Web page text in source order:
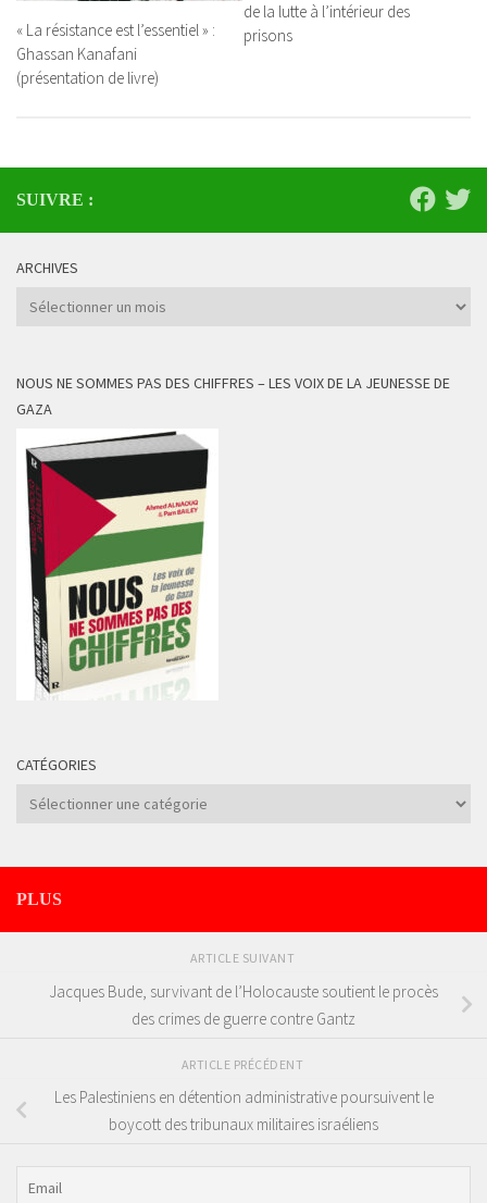
« La résistance est l’essentiel » :
Ghassan Kanafani
(présentation de livre)
de la lutte à l’intérieur des
prisons
SUIVRE :
ARCHIVES
Archives
NOUS NE SOMMES PAS DES CHIFFRES – LES VOIX DE LA JEUNESSE DE
GAZA
CATÉGORIES
Catégories
PLUS
ARTICLE SUIVANT
Jacques Bude, survivant de l’Holocauste soutient le procès
des crimes de guerre contre Gantz
ARTICLE PRÉCÉDENT
Les Palestiniens en détention administrative poursuivent le
boycott des tribunaux militaires israéliens